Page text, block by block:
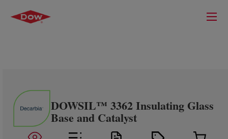
DOWSIL™ 3362 Insulating Glass
Base and Catalyst